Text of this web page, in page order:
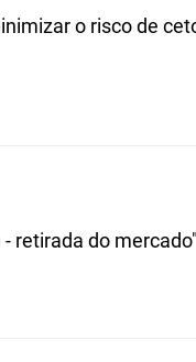
o risco de
retirada do mercado"